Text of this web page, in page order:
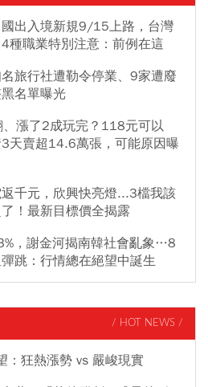
出入境新規9/15上路，台灣
種職業特別注意：前例在這
旅行社遭勒令停業、9家遭廢
名單曝光
漲了2成玩完？118元可以
天賣超14.6萬張，可能原因曝
千元，欣興快亮燈...3檔我該
！最新目標價全揭露
，謝金河揭南韓社會亂象…8
跳：行情總在絕望中誕生
/ HOT NEWS /
：狂熱漲勢 vs 嚴峻現實